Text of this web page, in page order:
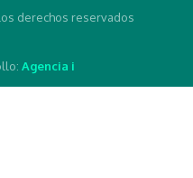
derechos reservados
Agencia i